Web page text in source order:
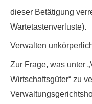
dieser Betätigung
Wartetastenverluste).
Verwalten
Zur Frage, was unter
Wirtschaftsgüter“ zu